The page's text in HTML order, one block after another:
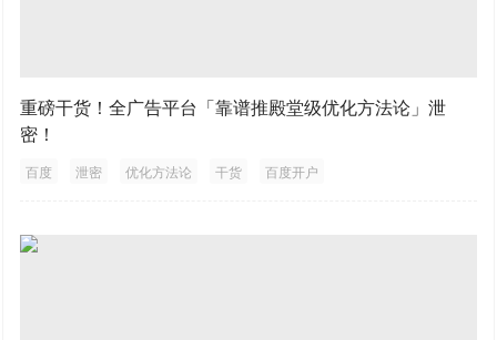
重磅干货！全广告平台「靠谱推殿堂级优化方法论」泄
密！
百度 泄密 优化方法论 干货 百度开户